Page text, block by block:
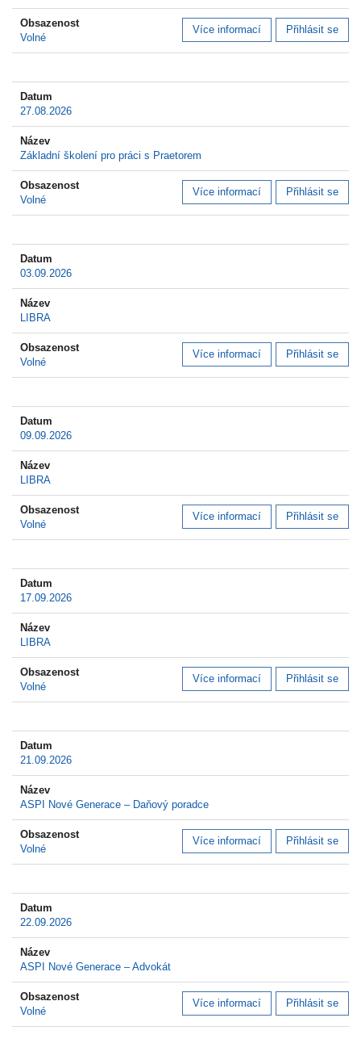
Volné
Více informací Přihlásit se
27.08.2026
Základní školení pro práci s Praetorem
Volné
Více informací Přihlásit se
03.09.2026
LIBRA
Volné
Více informací Přihlásit se
09.09.2026
LIBRA
Volné
Více informací Přihlásit se
17.09.2026
LIBRA
Volné
Více informací Přihlásit se
21.09.2026
ASPI Nové Generace – Daňový poradce
Volné
Více informací Přihlásit se
22.09.2026
ASPI Nové Generace – Advokát
Volné
Více informací Přihlásit se